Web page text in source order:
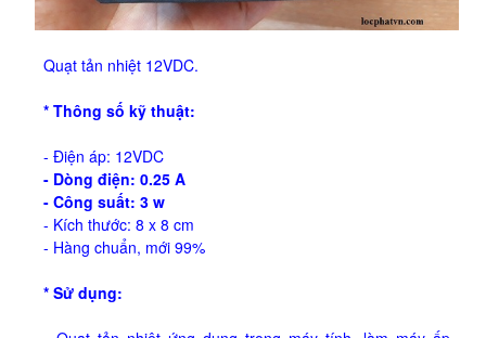
Quạt tản nhiệt 12VDC.
* Thông số kỹ thuật:
- Điện áp: 12VDC
- Dòng điện: 0.25 A
- Công suất: 3 w
- Kích thước: 8 x 8 cm
- Hàng chuẩn, mới 99%
* Sử dụng: